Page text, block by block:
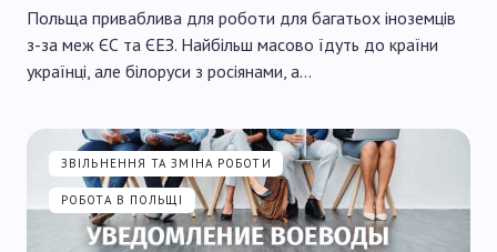
Польща приваблива для роботи для багатьох іноземців
з-за меж ЄС та ЄЕЗ. Найбільш масово їдуть до країни
українці, але білоруси з росіянами, а…
ЗВІЛЬНЕННЯ ТА ЗМІНА РОБОТИ
РОБОТА В ПОЛЬЩІ